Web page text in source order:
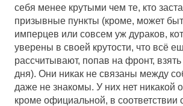
себя менее крутыми чем те, кто
призывные пункты (кроме, может
имперцев или совсем уж дураков,
уверены в своей крутости, что всё
рассчитывают, попав на фронт, взять
дня). Они никак не связаны между
даже не знакомы. У них нет никакой
кроме официальной, в соответствии